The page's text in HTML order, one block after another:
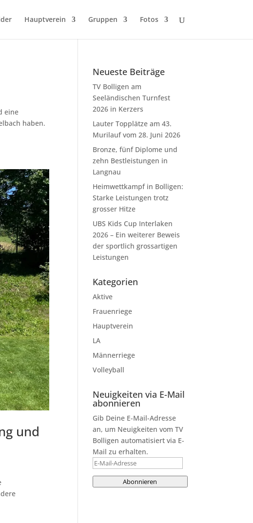
Hauptverein Gruppen Fotos
eine
haben.
und
Neueste Beiträge
TV Bolligen am
Seeländischen Turnfest
2026 in Kerzers
Lauter Topplätze am 43.
Murilauf vom 28. Juni 2026
Bronze, fünf Diplome und
zehn Bestleistungen in
Langnau
Heimwettkampf in Bolligen:
Starke Leistungen trotz
grosser Hitze
UBS Kids Cup Interlaken
2026 – Ein weiterer Beweis
der sportlich grossartigen
Leistungen
Kategorien
Aktive
Frauenriege
Hauptverein
LA
Männerriege
Volleyball
Neuigkeiten via E-Mail
abonnieren
Gib Deine E-Mail-Adresse
an, um Neuigkeiten vom TV
Bolligen automatisiert via E-
Mail zu erhalten.
E-
Mail-
Adresse Abonnieren